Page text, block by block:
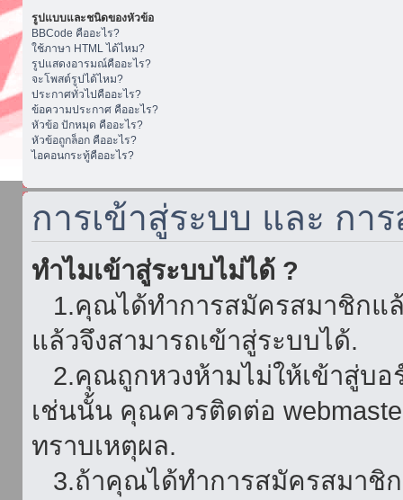
รูปแบบและชนิดของหัวข้อ
BBCode คืออะไร?
ใช้ภาษา HTML ได้ไหม?
รูปแสดงอารมณ์คืออะไร?
จะโพสต์รูปได้ไหม?
ประกาศทั่วไปคืออะไร?
ข้อความประกาศ คืออะไร?
หัวข้อ ปักหมุด คืออะไร?
หัวข้อถูกล็อก คืออะไร?
ไอคอนกระทู้คืออะไร?
การเข้าสู่ระบบ และ กา
ทำไมเข้าสู่ระบบไม่ได้ ?
1.คุณได้ทำการสมัครสมาชิกแ
แล้วจึงสามารถเข้าสู่ระบบได้.
2.คุณถูกหวงห้ามไม่ให้เข้าสู่บอ
เช่นนั้น คุณควรติดต่อ
ทราบเหตุผล.
3.ถ้าคุณได้ทำการสมัครสมาชิ